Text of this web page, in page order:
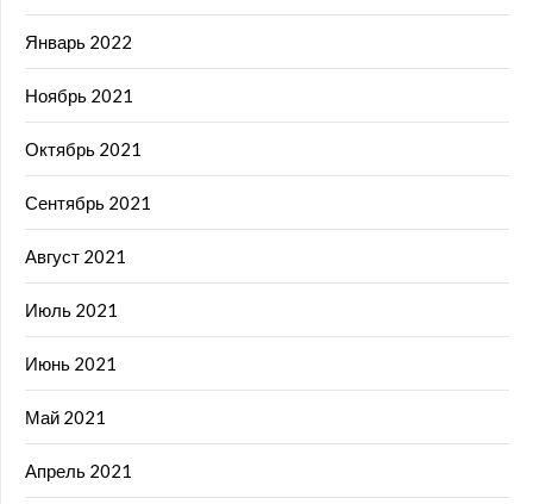
Январь 2022
Ноябрь 2021
Октябрь 2021
Сентябрь 2021
Август 2021
Июль 2021
Июнь 2021
Май 2021
Апрель 2021